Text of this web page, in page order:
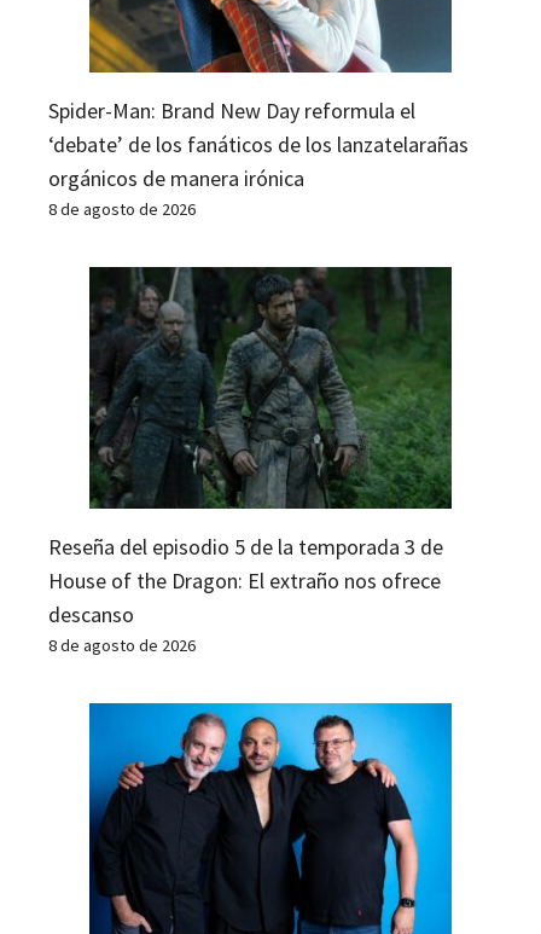
Spider-Man: Brand New Day reformula el
‘debate’ de los fanáticos de los lanzatelarañas
orgánicos de manera irónica
8 de agosto de 2026
Reseña del episodio 5 de la temporada 3 de
House of the Dragon: El extraño nos ofrece
descanso
8 de agosto de 2026